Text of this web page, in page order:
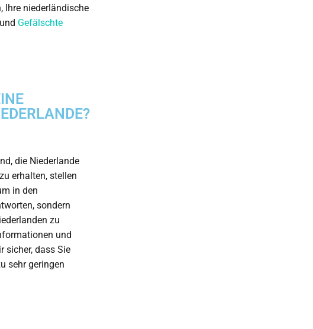
Ihre niederländische
Gefälschte
die Niederlande
erhalten, stellen
in den
sondern
zu
und
sicher, dass Sie
sehr geringen